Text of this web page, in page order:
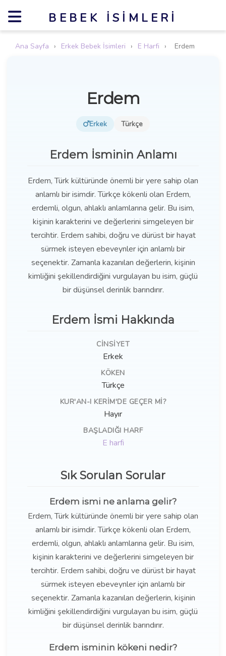
BEBEK İSIMLERI
Ana Sayfa › Erkek Bebek İsimleri › E Harfi › Erdem
Erdem
Erkek Türkçe
Erdem İsminin Anlamı
Erdem, Türk kültüründe önemli bir yere sahip olan
anlamlı bir isimdir. Türkçe kökenli olan Erdem,
erdemli, olgun, ahlaklı anlamlarına gelir. Bu isim,
kişinin karakterini ve değerlerini simgeleyen bir
tercihtir. Erdem sahibi, doğru ve dürüst bir hayat
sürmek isteyen ebeveynler için anlamlı bir
seçenektir. Zamanla kazanılan değerlerin, kişinin
kimliğini şekillendirdiğini vurgulayan bu isim, güçlü
bir düşünsel derinlik barındırır.
Erdem İsmi Hakkında
CINSIYET
Erkek
KÖKEN
Türkçe
KUR'AN-I KERIM'DE GEÇER MI?
Hayır
BAŞLADIĞI HARF
E harfi
Sık Sorulan Sorular
Erdem ismi ne anlama gelir?
Erdem, Türk kültüründe önemli bir yere sahip olan
anlamlı bir isimdir. Türkçe kökenli olan Erdem,
erdemli, olgun, ahlaklı anlamlarına gelir. Bu isim,
kişinin karakterini ve değerlerini simgeleyen bir
tercihtir. Erdem sahibi, doğru ve dürüst bir hayat
sürmek isteyen ebeveynler için anlamlı bir
seçenektir. Zamanla kazanılan değerlerin, kişinin
kimliğini şekillendirdiğini vurgulayan bu isim, güçlü
bir düşünsel derinlik barındırır.
Erdem isminin kökeni nedir?